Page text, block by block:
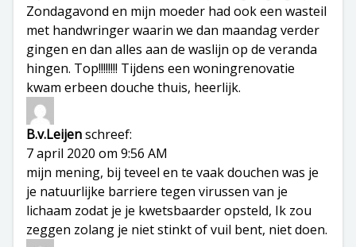
Zondagavond en mijn moeder had ook een wasteil
met handwringer waarin we dan maandag verder
gingen en dan alles aan de waslijn op de veranda
hingen. Top!!!!!!!! Tijdens een woningrenovatie
kwam erbeen douche thuis, heerlijk.
B.v.Leijenschreef:
7 april 2020 om 9:56 AM
mijn mening, bij teveel en te vaak douchen was je
je natuurlijke barriere tegen virussen van je
lichaam zodat je je kwetsbaarder opsteld, Ik zou
zeggen zolang je niet stinkt of vuil bent, niet doen.